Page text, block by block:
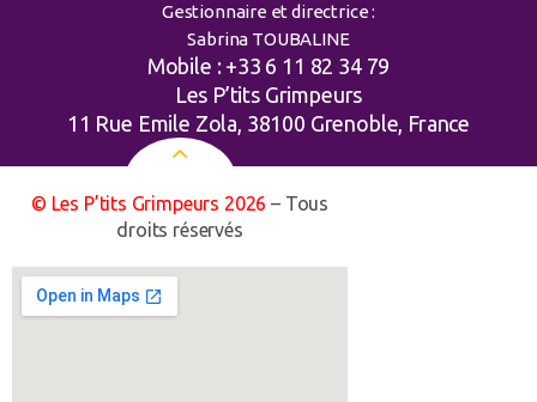
Gestionnaire et directrice :
Sabrina TOUBALINE
Mobile : +33 6 11 82 34 79
Les P’tits Grimpeurs
11 Rue Emile Zola, 38100 Grenoble, France
© Les P’tits Grimpeurs 2026 – Tous
droits réservés